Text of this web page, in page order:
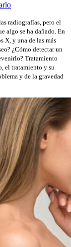
radiografías, pero el
algo se ha dañado. En
X, y una de las más
¿Cómo detectar un
Tratamiento
el tratamiento y su
y de la gravedad